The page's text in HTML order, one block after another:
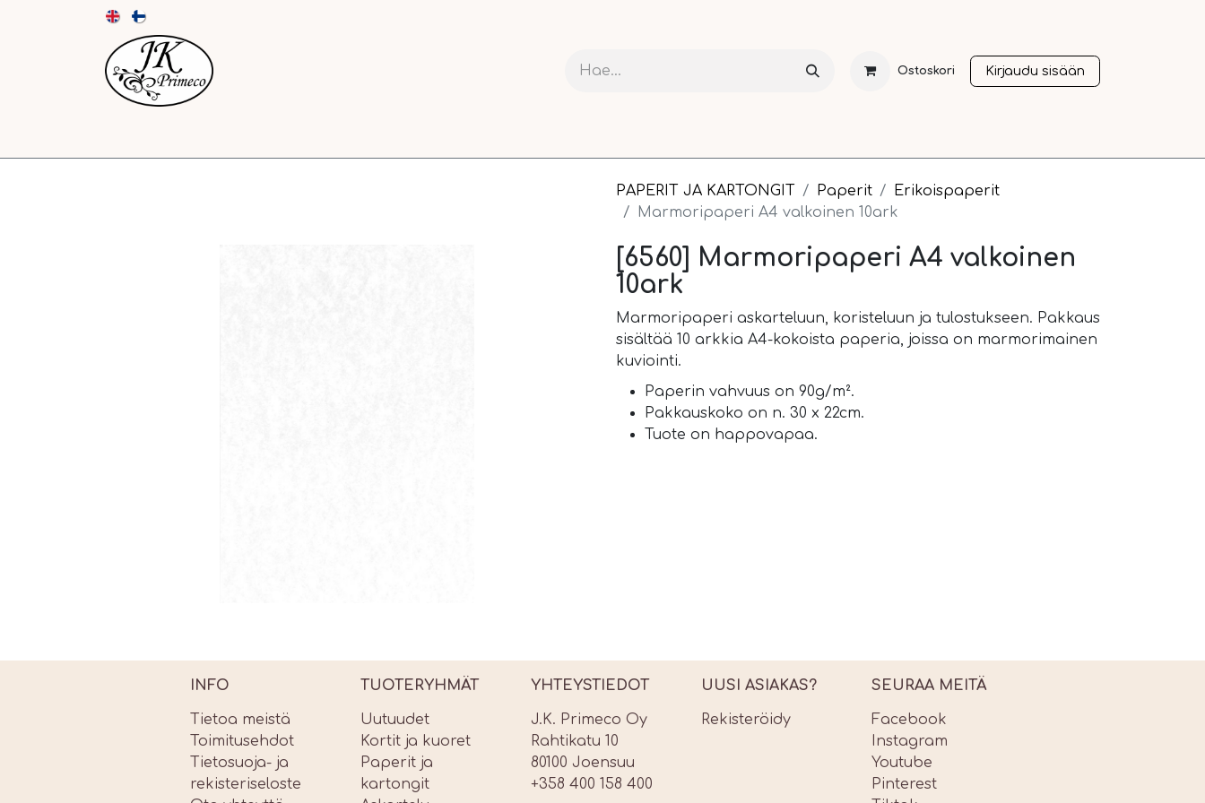
Ostoskori Kirjaudu sisään
PAPERIT JA KARTONGIT Paperit
Erikoispaperit
Marmoripaperi A4 valkoinen 10ark
[6560] Marmoripaperi A4 valkoinen
10ark
Marmoripaperi askarteluun, koristeluun ja tulostukseen. Pakkaus
sisältää 10 arkkia A4-kokoista paperia, joissa on marmorimainen
kuviointi.
Paperin vahvuus on 90g/m².
Pakkauskoko on n. 30 x 22cm.
Tuote on happovapaa.
INFO
Tietoa meistä
Toimitusehdot
Tietosuoja- ja
rekisteriseloste
TUOTERYHMÄT
Uutuudet
Kortit ja kuoret
Paperit ja
kartongit
YHTEYSTIEDOT
J.K. Primeco Oy
Rahtikatu 10
80100 Joensuu
+358 400 158 400
UUSI ASIAKAS?
Rekisteröidy
SEURAA MEITÄ
Facebook
Instagram
Youtube
Pinterest